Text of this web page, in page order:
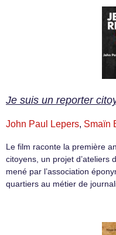
Je suis un reporter
John Paul Lepers, Smaïn
Le film raconte la première
citoyens, un projet d’ateliers
mené par l’association
quartiers au métier de